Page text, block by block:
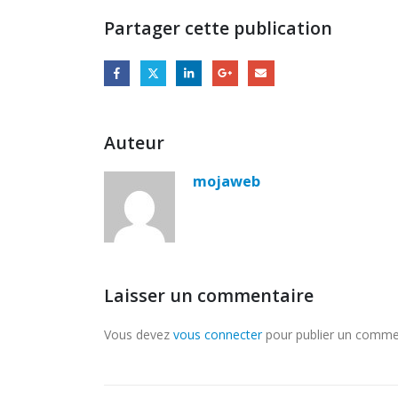
Partager cette publication
Auteur
mojaweb
Laisser un commentaire
Vous devez vous connecterpour publier un